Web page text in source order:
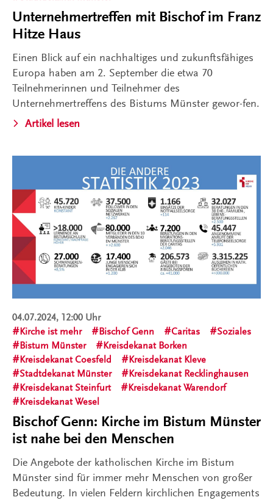
Unternehmertreffen mit Bischof im Franz
Hitze Haus
Einen Blick auf ein nachhaltiges und zukunftsfähiges
Europa haben am 2. September die etwa 70
Teilnehmerinnen und Teilnehmer des
Unternehmertreffens des Bistums Münster gewor-fen.
Artikel lesen
04.07.2024, 12:00 Uhr
Kirche ist mehr
Bischof Genn Caritas
Soziales
Bistum Münster
Kreisdekanat Borken
Kreisdekanat Coesfeld
Kreisdekanat Kleve
Stadtdekanat Münster
Kreisdekanat Recklinghausen
Kreisdekanat Steinfurt
Kreisdekanat Warendorf
Kreisdekanat Wesel
Bischof Genn: Kirche im Bistum Münster
ist nahe bei den Menschen
Die Angebote der katholischen Kirche im Bistum
Münster sind für immer mehr Menschen von großer
Bedeutung. In vielen Feldern kirchlichen Engagements